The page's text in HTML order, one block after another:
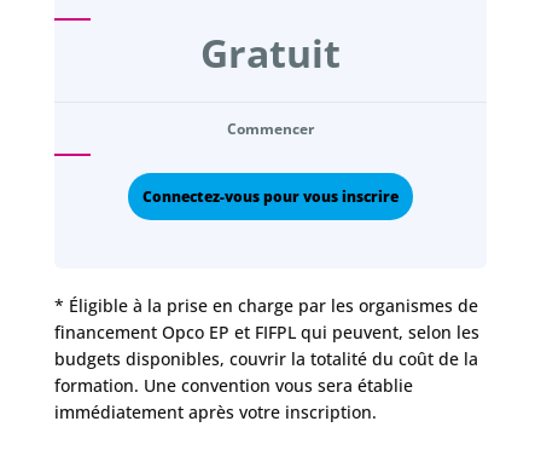
Gratuit
Commencer
Connectez-vous pour vous inscrire
* Éligible à la prise en charge par les organismes de
financement Opco EP et FIFPL qui peuvent, selon les
budgets disponibles, couvrir la totalité du coût de la
formation. Une convention vous sera établie
immédiatement après votre inscription.